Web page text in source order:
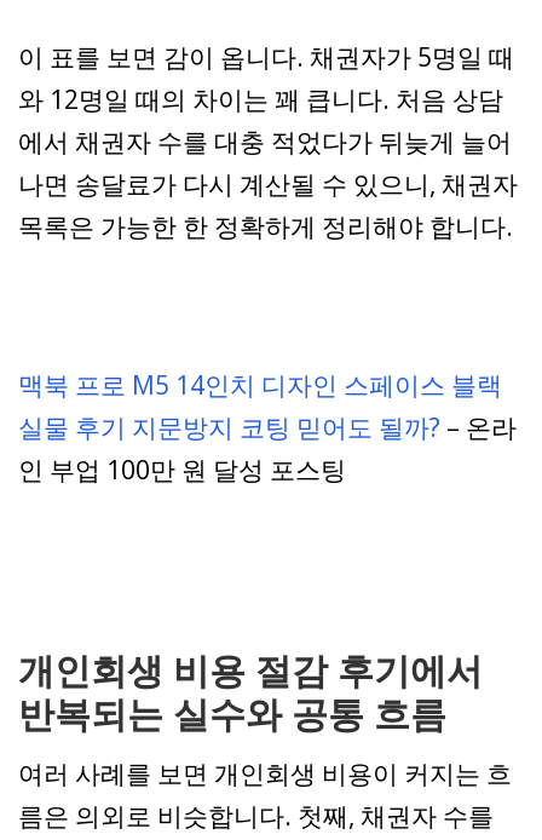
이 표를 보면 감이 옵니다. 채권자가 5명일 때
와 12명일 때의 차이는 꽤 큽니다. 처음 상담
에서 채권자 수를 대충 적었다가 뒤늦게 늘어
나면 송달료가 다시 계산될 수 있으니, 채권자
목록은 가능한 한 정확하게 정리해야 합니다.
맥북 프로 M5 14인치 디자인 스페이스 블랙
실물 후기 지문방지 코팅 믿어도 될까? – 온라
인 부업 100만 원 달성 포스팅
개인회생 비용 절감 후기에서
반복되는 실수와 공통 흐름
여러 사례를 보면 개인회생 비용이 커지는 흐
름은 의외로 비슷합니다. 첫째, 채권자 수를